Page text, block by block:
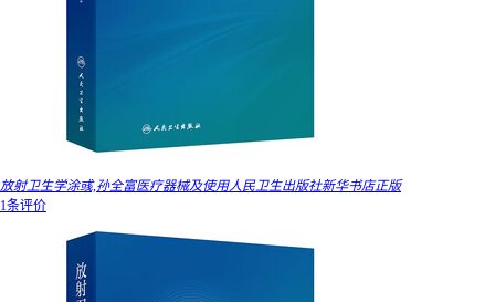
放射卫生学涂彧,孙全富医疗器械及使用人民卫生出版社新华书店正版
1条评价